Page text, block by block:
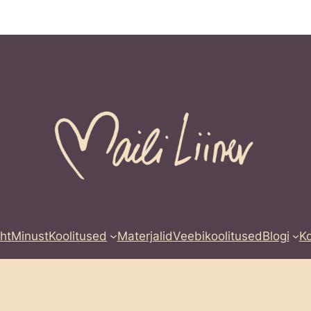
MinustKoolitused MaterjalidVeebikoolitusedBlogi